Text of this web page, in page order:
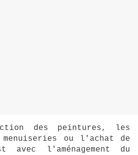
des peintures, les
menuiseries ou l'achat de
avec l'aménagement du